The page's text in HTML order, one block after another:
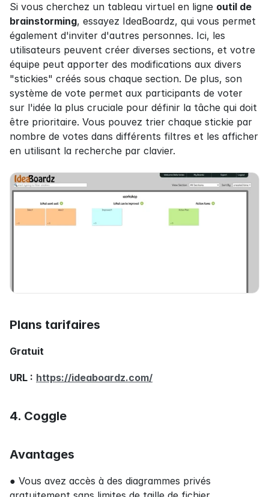
Si vous cherchez un tableau virtuel en ligne outil de
brainstorming, essayez IdeaBoardz, qui vous permet
également d'inviter d'autres personnes. Ici, les
utilisateurs peuvent créer diverses sections, et votre
équipe peut apporter des modifications aux divers
"stickies" créés sous chaque section. De plus, son
système de vote permet aux participants de voter
sur l'idée la plus cruciale pour définir la tâche qui doit
être prioritaire. Vous pouvez trier chaque stickie par
nombre de votes dans différents filtres et les afficher
en utilisant la recherche par clavier.
Plans tarifaires
Gratuit
URL : https://ideaboardz.com/
4. Coggle
Avantages
● Vous avez accès à des diagrammes privés